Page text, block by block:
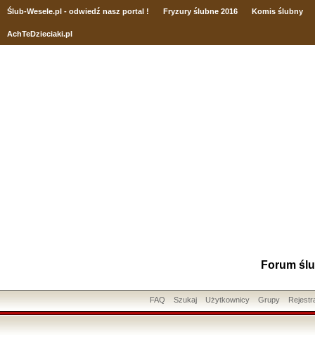
Ślub-Wesele.pl - odwiedź nasz portal ! Fryzury ślubne 2016 Komis ślubny
AchTeDzieciaki.pl
Forum
FAQ Szukaj Użytkownicy Grupy